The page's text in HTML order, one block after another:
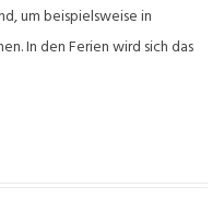
um beispielsweise in
In den Ferien wird sich das